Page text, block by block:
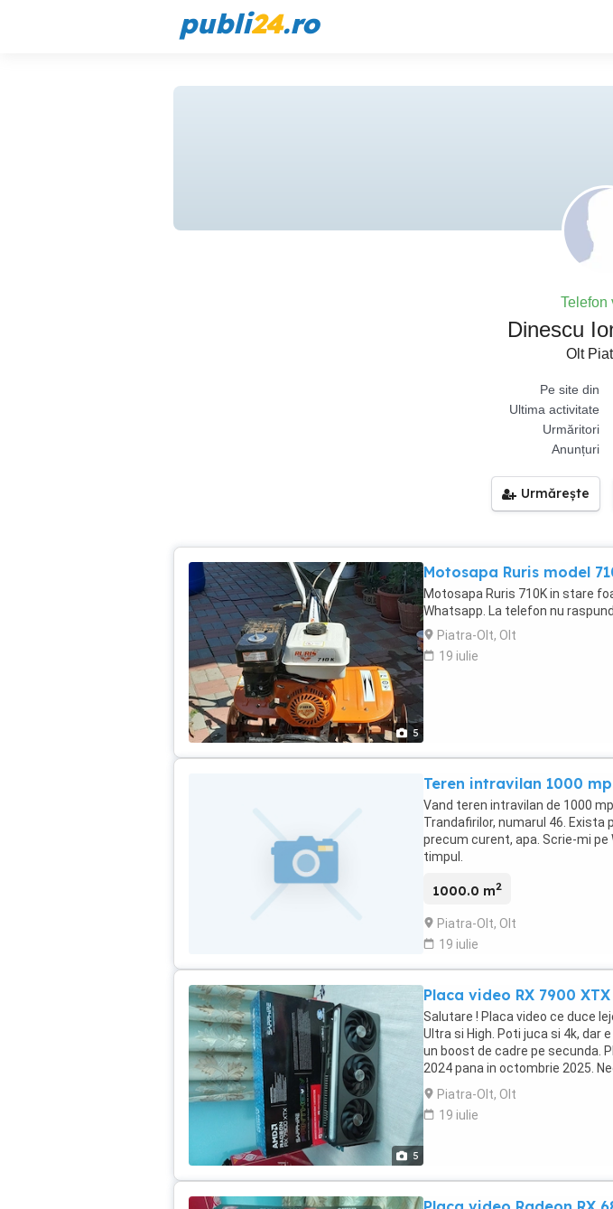
publi24.ro
Telefon
Dinescu
Olt
Pe site din
Ultima activitate
Urmăritori
Anunțuri
Urmărește
5
Motosapa Ruris model
Motosapa Ruris 710K in stare
Whatsapp. La telefon nu
Piatra-Olt, Olt
19 iulie
Teren intravilan 1000
Vand teren intravilan de 1000
Trandafirilor, numarul 46.
precum curent, apa. Scrie-mi
timpul.
1000.0 m2
Piatra-Olt, Olt
19 iulie
5
Placa video RX 7900
Salutare ! Placa video ce duce
Ultra si High. Poti juca si 4k, dar
un boost de cadre pe secunda.
2024 pana in octombrie 2025.
suplimentara si o sursa de
W. Scrie-mi pe Whatsapp, la
Piatra-Olt, Olt
19 iulie